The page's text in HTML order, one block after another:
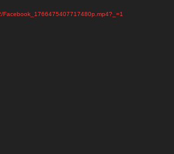
Facebook_1766475407717480p.mp4?_=1